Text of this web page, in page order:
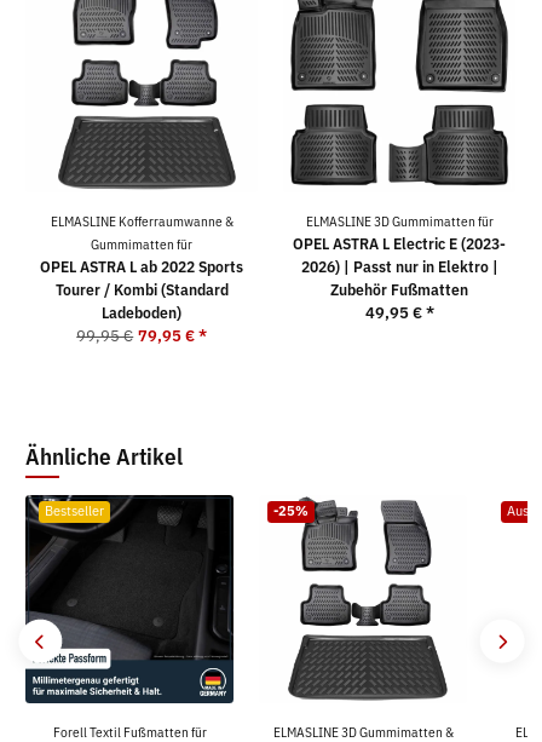
ELMASLINE Kofferraumwanne &
Gummimatten für
OPEL ASTRA L ab 2022 Sports
Tourer / Kombi (Standard
Ladeboden)
99,95 € 79,95 €*
ELMASLINE 3D Gummimatten für
OPEL ASTRA L Electric E (2023-
2026) | Passt nur in Elektro |
Zubehör Fußmatten
49,95 €*
Ähnliche Artikel
Bestseller
Forell Textil Fußmatten für
-25%
ELMASLINE 3D Gummimatten &